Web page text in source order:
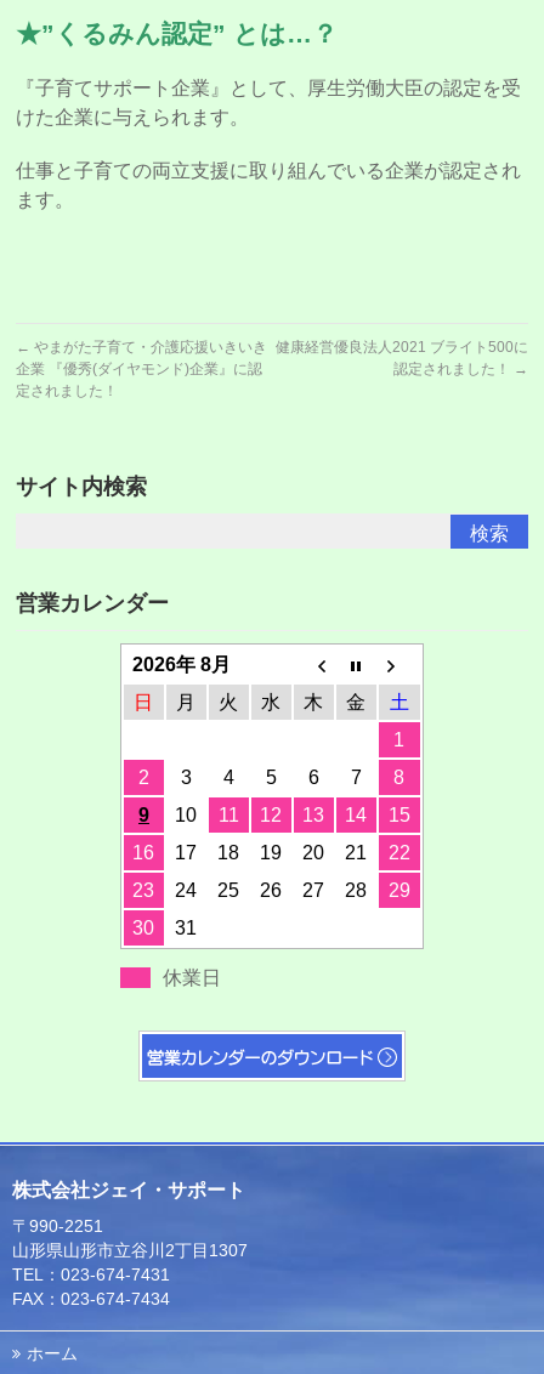
★”くるみん認定” とは…？
『子育てサポート企業』として、厚生労働大臣の認定を受
けた企業に与えられます。
仕事と子育ての両立支援に取り組んでいる企業が認定され
ます。
← やまがた子育て・介護応援いきいき
企業 『優秀(ダイヤモンド)企業』に認
定されました！
健康経営優良法人2021 ブライト500に
認定されました！
→
サイト内検索
営業カレンダー
2026年 8月
日
月 火 水 木 金
土
1
2
3 4 5 6 7
8
9
10 11 12 13 14
15
16
17 18 19 20 21
22
23
24 25 26 27 28
29
30
31
休業日
株式会社ジェイ・サポート
〒990-2251
山形県山形市立谷川2丁目1307
TEL：023-674-7431
FAX：023-674-7434
ホーム